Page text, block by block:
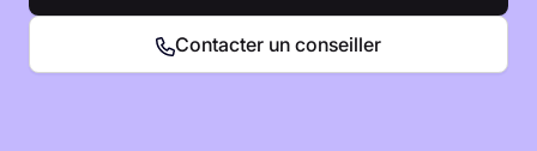
Contacter un conseiller